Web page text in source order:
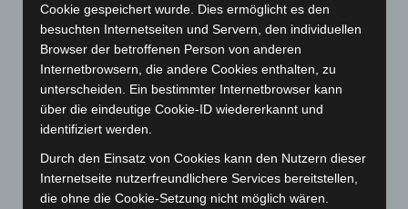
Januar 2023 (140)
Dezember 2022(130)
November 2022 (167)
Oktober 2022(166)
September 2022(205)
August 2022 (166)
Juli 2022(133)
Cookie gespeichert wurde. Dies ermöglicht es den
besuchten Internetseiten und Servern, den individuellen
Browser der betroffenen Person von anderen
Internetbrowsern, die andere Cookies enthalten, zu
unterscheiden. Ein bestimmter Internetbrowser kann
über die eindeutige Cookie-ID wiedererkannt und
identifiziert werden.
Durch den Einsatz von Cookies kann den Nutzern dieser
Internetseite nutzerfreundlichere Services bereitstellen,
die ohne die Cookie-Setzung nicht möglich wären.